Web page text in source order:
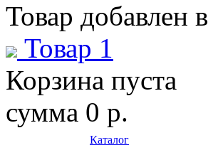
Товар добавлен
Товар 1
Корзина пуста
сумма 0 р.
Каталог